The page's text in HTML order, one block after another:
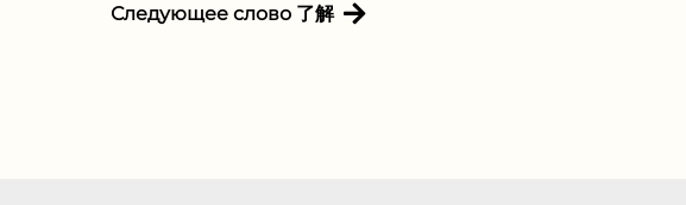
Следующее слово 了解